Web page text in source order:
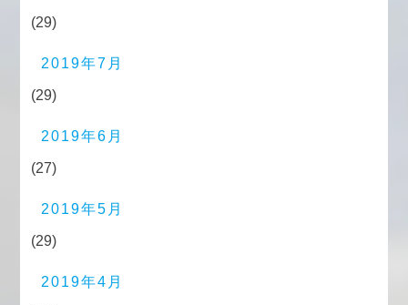
(29)
2019年7月
(29)
2019年6月
(27)
2019年5月
(29)
2019年4月